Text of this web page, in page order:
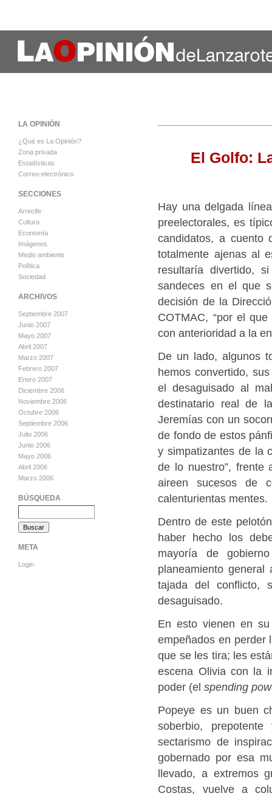
El Golfo:
Hay una delgada
preelectorales, es
candidatos, a cuento
totalmente ajenas al
resultaría divertido,
sandeces en el que
decisión de la
COTMAC, “por el
con anterioridad a la
De un lado, algunos
hemos convertido,
el desaguisado al
destinatario real de
Jeremías con un
de fondo de estos
y simpatizantes de la
de lo nuestro”, frente
aireen sucesos de
calenturientas mentes.
Dentro de este
haber hecho los
mayoría de
planeamiento
tajada del conflicto,
desaguisado.
En esto vienen en
empeñados en perder
que se les tira; les
escena Olivia con la
poder (elspending
Popeye es un buen
soberbio,
sectarismo de
gobernado por esa
llevado, a extremos
Costas, vuelve a
LA OPINIÓN
¿Qué es La Opinión?
Zona privada
Estadísticas
Correo-electrónico
SECCIONES
Arrecife
Cultura
Economía
Imágenes
Medio ambiente
Política
Sociedad
ARCHIVOS
Septiembre 2007
Junio 2007
Mayo 2007
Abril 2007
Marzo 2007
Febrero 2007
Enero 2007
Diciembre 2006
Noviembre 2006
Octubre 2006
Septiembre 2006
Julio 2006
Junio 2006
Mayo 2006
Abril 2006
Marzo 2006
BÚSQUEDA
META
Login